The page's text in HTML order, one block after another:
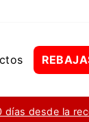
días desde la